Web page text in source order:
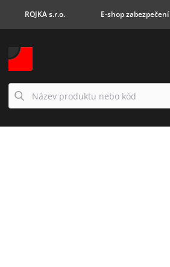
ROJKA s.r.o. E-shop zabezpečení